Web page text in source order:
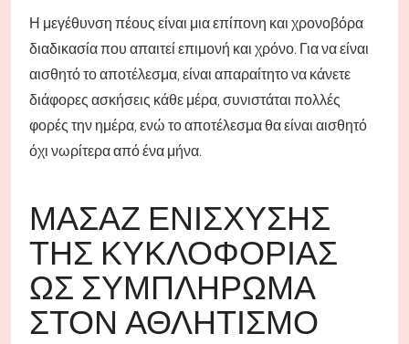
Η μεγέθυνση πέους είναι μια επίπονη και χρονοβόρα
διαδικασία που απαιτεί επιμονή και χρόνο. Για να είναι
αισθητό το αποτέλεσμα, είναι απαραίτητο να κάνετε
διάφορες ασκήσεις κάθε μέρα, συνιστάται πολλές
φορές την ημέρα, ενώ το αποτέλεσμα θα είναι αισθητό
όχι νωρίτερα από ένα μήνα.
ΜΑΣΆΖ ΕΝΊΣΧΥΣΗΣ
ΤΗΣ ΚΥΚΛΟΦΟΡΊΑΣ
ΩΣ ΣΥΜΠΛΉΡΩΜΑ
ΣΤΟΝ ΑΘΛΗΤΙΣΜΌ